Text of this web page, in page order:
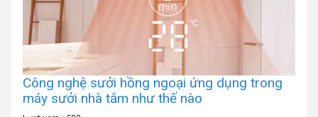
Công nghệ sưởi hồng ngoại ứng dụng trong
máy sưởi nhà tắm như thế nào